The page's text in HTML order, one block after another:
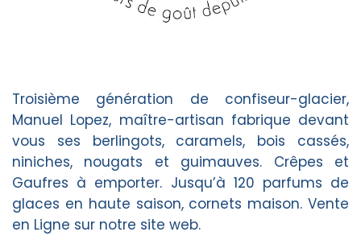
Troisième génération de confiseur-glacier,
Manuel Lopez, maître-artisan fabrique devant
vous ses berlingots, caramels, bois cassés,
niniches, nougats et guimauves. Crêpes et
Gaufres à emporter. Jusqu’à 120 parfums de
glaces en haute saison, cornets maison. Vente
en Ligne sur notre site web.